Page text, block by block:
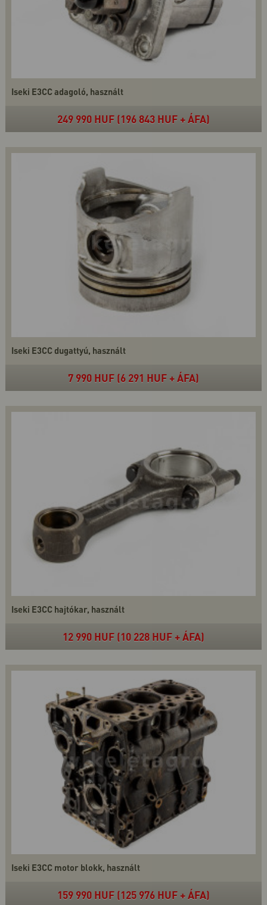
Iseki E3CC adagoló, használt
249 990 HUF (196 843 HUF + ÁFA)
Iseki E3CC dugattyú, használt
7 990 HUF (6 291 HUF + ÁFA)
Iseki E3CC hajtókar, használt
12 990 HUF (10 228 HUF + ÁFA)
Iseki E3CC motor blokk, használt
159 990 HUF (125 976 HUF + ÁFA)